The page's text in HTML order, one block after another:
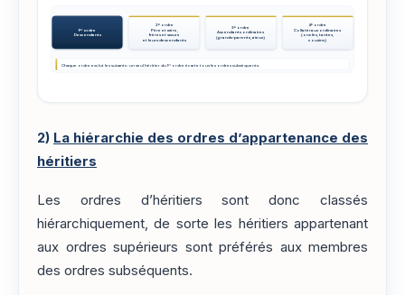
1ᵉʳ ordre
Descendants
2ᵉ ordre
Père et mère,
frères et sœurs
et leurs descendants
3ᵉ ordre
Ascendants ordinaires
(grands-parents, aïeux)
4ᵉ ordre
Collatéraux ordinaires
(oncles, tantes,
cousins)
Chaque ordre exclut les suivants : un seul héritier du 1ᵉʳ ordre écarte tous les ordres subséquents.
2) La hiérarchie des ordres d’appartenance des
héritiers
Les ordres d’héritiers sont donc classés
hiérarchiquement, de sorte les héritiers appartenant
aux ordres supérieurs sont préférés aux membres
des ordres subséquents.